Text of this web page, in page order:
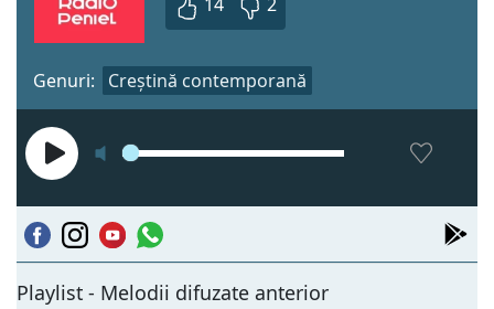
Genuri: Creștină contemporană
Playlist - Melodii difuzate anterior